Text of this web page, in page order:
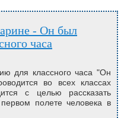
часа
для классного часа "Он
во всех классах
с целью рассказать
полете человека в